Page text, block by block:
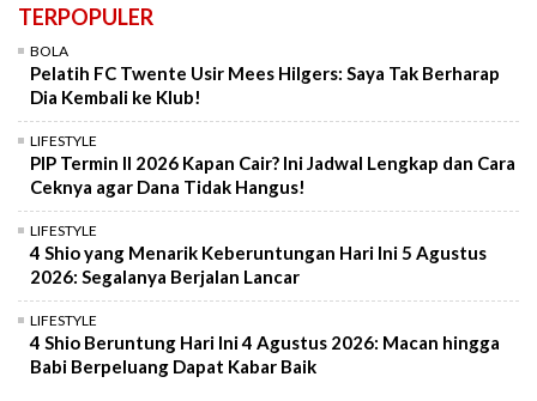
TERPOPULER
BOLA
Pelatih FC Twente Usir Mees Hilgers: Saya Tak Berharap
Dia Kembali ke Klub!
LIFESTYLE
PIP Termin II 2026 Kapan Cair? Ini Jadwal Lengkap dan Cara
Ceknya agar Dana Tidak Hangus!
LIFESTYLE
4 Shio yang Menarik Keberuntungan Hari Ini 5 Agustus
2026: Segalanya Berjalan Lancar
LIFESTYLE
4 Shio Beruntung Hari Ini 4 Agustus 2026: Macan hingga
Babi Berpeluang Dapat Kabar Baik